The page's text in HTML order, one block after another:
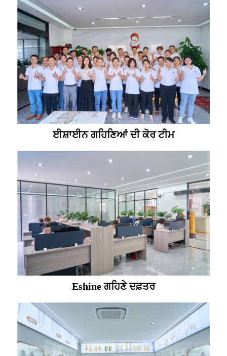
ਈਸ਼ਾਈਨ ਗਹਿਣਿਆਂ ਦੀ ਕੋਰ ਟੀਮ
Eshine ਗਹਿਣੇ ਦਫ਼ਤਰ